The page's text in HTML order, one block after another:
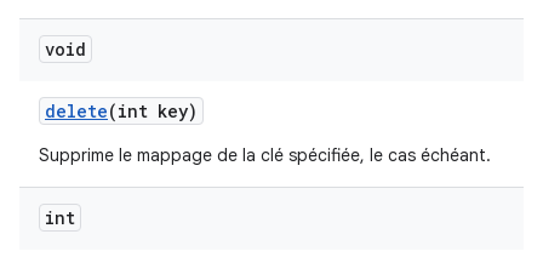
void
delete(int key)
Supprime le mappage de la clé spécifiée, le cas échéant.
int